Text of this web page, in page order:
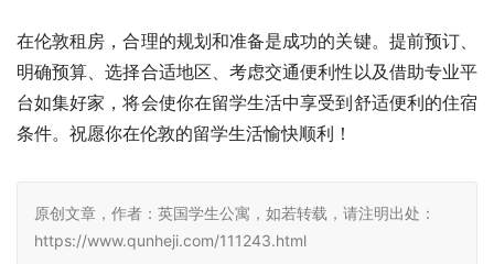
在伦敦租房，合理的规划和准备是成功的关键。提前预订、
明确预算、选择合适地区、考虑交通便利性以及借助专业平
台如集好家，将会使你在留学生活中享受到舒适便利的住宿
条件。祝愿你在伦敦的留学生活愉快顺利！
原创文章，作者：英国学生公寓，如若转载，请注明出处：
https://www.qunheji.com/111243.html